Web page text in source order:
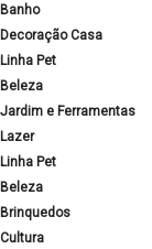
Banho
Decoração Casa
Linha Pet
Beleza
Jardim e Ferramentas
Lazer
Linha Pet
Beleza
Brinquedos
Cultura